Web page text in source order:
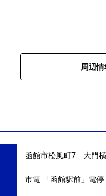
周辺
函館市松風町7 大門
市電 「函館駅前」電